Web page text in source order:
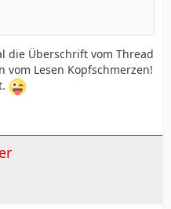
die Überschrift vom Thread
vom Lesen Kopfschmerzen!